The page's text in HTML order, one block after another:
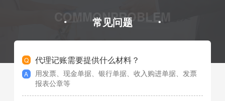
COMMONPROBLEM
常见问题
代理记账需要提供什么材料？
用发票、现金单据、银行单据、收入购进单据、发票
报表公章等